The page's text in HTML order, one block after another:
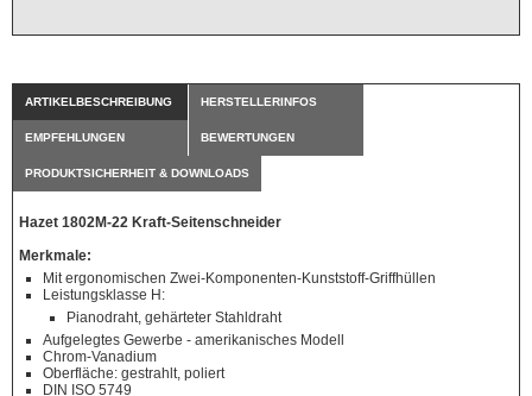
ARTIKELBESCHREIBUNG HERSTELLERINFOS
EMPFEHLUNGEN BEWERTUNGEN
PRODUKTSICHERHEIT & DOWNLOADS
Hazet 1802M-22 Kraft-Seitenschneider
Merkmale:
Mit ergonomischen Zwei-Komponenten-Kunststoff-Griffhüllen
Leistungsklasse H:
Pianodraht, gehärteter Stahldraht
Aufgelegtes Gewerbe - amerikanisches Modell
Chrom-Vanadium
Oberfläche: gestrahlt, poliert
DIN ISO 5749